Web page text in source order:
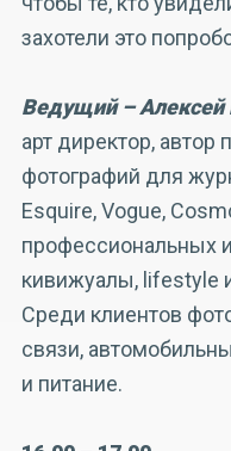
захотели это
Ведущий – Алексей
арт директор, автор
фотографий для
Esquire, Vogue,
профессиональных
кивижуалы, lifestyle
Среди клиентов
связи,
и питание.